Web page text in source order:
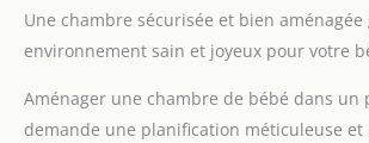
Une chambre sécurisée et bien
environnement sain et joyeux pour votre
Aménager une chambre de bébé dans un
demande une planification méticuleuse et